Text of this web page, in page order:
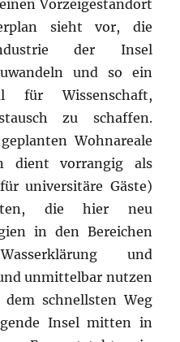
schnellsten Weg
Insel mitten in
Es entsteht ein
– Praxis – und
Universitätsareal
Universitäten
den Gegenpol zum
stellt
eine zentrale Rolle
wissenschaftlichen
der universitären
hier direkt umgesetzt,
der Idee bis zur